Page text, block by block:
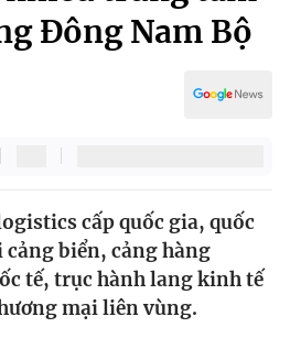
Đông Nam Bộ
cấp quốc gia, quốc
biển, cảng hàng
tế, trục hành lang kinh tế
mại liên vùng.